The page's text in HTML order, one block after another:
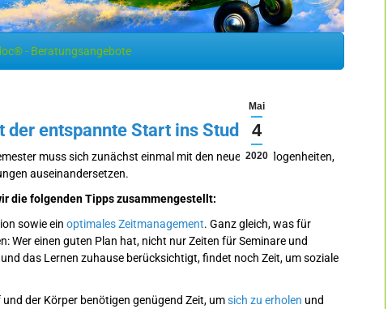
- Beratungsangebote
Mai
4
2020
entspannte Start ins Studium
muss sich zunächst einmal mit den neuen Gepflogenheiten,
auseinandersetzen.
die folgenden Tipps zusammengestellt:
sowie ein optimales Zeitmanagement. Ganz gleich, was für
Wer einen guten Plan hat, nicht nur Zeiten für Seminare und
das Lernen zuhause berücksichtigt, findet noch Zeit, um soziale
der Körper benötigen genügend Zeit, umsich zu erholen und